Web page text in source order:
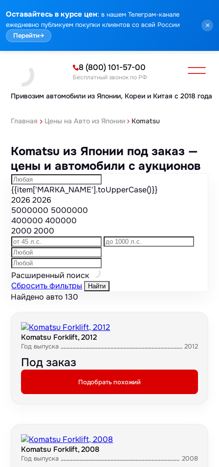
Оставайтесь в курсе цен: в нашем Телеграм-канале
ежедневно публикуем покупки клиентов со всей России
Перейти→
×
Привозим автомобили из Японии, Кореи и Китая с 2018 года
8 (800) 101-57-00
Бесплатный звонок по РФ
Главная Цены на Авто из Японии Komatsu
Komatsu из Японии под заказ —
цены и автомобили с аукционов
{{item['MARKA_NAME'].toUpperCase()}}
20262026
5000000 5000000
400000400000
20002000
Расширенный поиск
Сбросить фильтры
Найти
Найдено авто130
Komatsu Forklift, 2012
Год выпуска 2012
Под заказ
Подобрать похожий
Komatsu Forklift, 2008
Год выпуска 2008